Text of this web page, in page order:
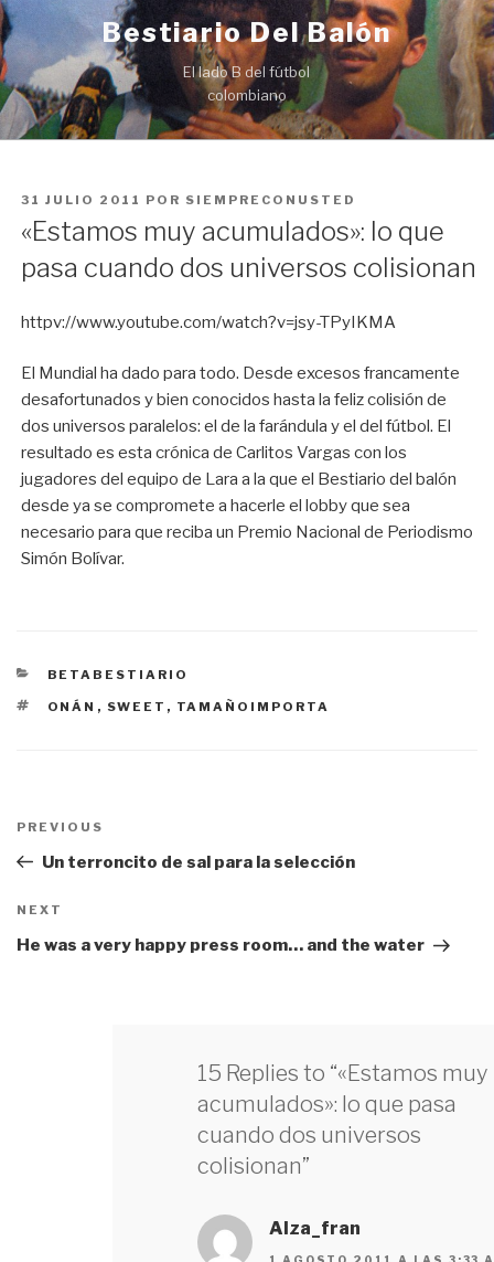
Ir
al
contenido
Bestiario Del Balón
El lado B del fútbol
colombiano
PUBLICADO
EN
31 JULIO 2011 POR SIEMPRECONUSTED
«Estamos muy acumulados»: lo que
pasa cuando dos universos colisionan
httpv://www.youtube.com/watch?v=jsy-TPyIKMA
El Mundial ha dado para todo. Desde excesos francamente
desafortunados y bien conocidos hasta la feliz colisión de
dos universos paralelos: el de la farándula y el del fútbol. El
resultado es esta crónica de Carlitos Vargas con los
jugadores del equipo de Lara a la que el Bestiario del balón
desde ya se compromete a hacerle el lobby que sea
necesario para que reciba un Premio Nacional de Periodismo
Simón Bolívar.
CATEGORÍAS
BETABESTIARIO
ETIQUETAS
ONÁN , SWEET , TAMAÑOIMPORTA
Previous
Post
PREVIOUS
Un terroncito de sal para la selección
Next
Post
NEXT
He was a very happy press room… and the water
15 Replies to “«Estamos muy
acumulados»: lo que pasa
cuando dos universos
colisionan”
Alza_fran